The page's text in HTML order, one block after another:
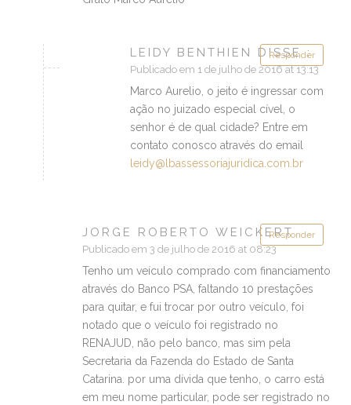
Responder
LEIDY BENTHIEN DISSE :
Publicado em 1 de julho de 2016 at 13:13
Marco Aurelio, o jeito é ingressar com
ação no juizado especial cível, o
senhor é de qual cidade? Entre em
contato conosco através do email
leidy@lbassessoriajuridica.com.br
Responder
JORGE ROBERTO WEICKERT
Publicado em 3 de julho de 2016 at 08:23
Tenho um veículo comprado com financiamento
através do Banco PSA, faltando 10 prestações
para quitar, e fui trocar por outro veículo, foi
notado que o veículo foi registrado no
RENAJUD, não pelo banco, mas sim pela
Secretaria da Fazenda do Estado de Santa
Catarina. por uma dívida que tenho, o carro está
em meu nome particular, pode ser registrado no